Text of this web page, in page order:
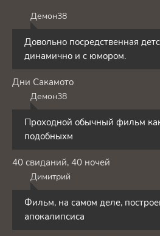
Демон38
Довольно посредственная
динамично и с юмором.
Дни Сакамото
Демон38
Проходной обычный фильм
подобныхм
40 свиданий, 40 ночей
Димитрий
Фильм, на самом деле,
апокалипсиса